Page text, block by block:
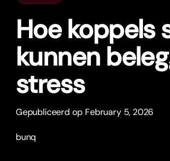
Hoe koppels
kunnen
stress
Gepubliceerd op February 5, 2026
bunq